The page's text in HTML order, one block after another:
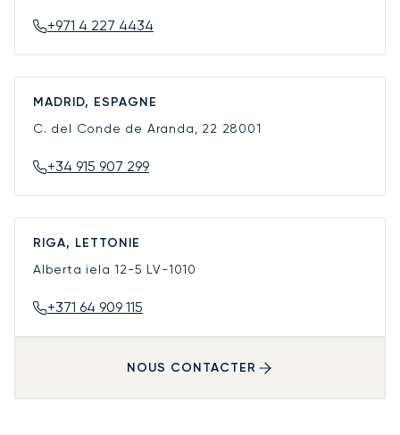
+971 4 227 4434
MADRID, ESPAGNE
C. del Conde de Aranda, 22 28001
+34 915 907 299
RIGA, LETTONIE
Alberta iela 12-5 LV-1010
+371 64 909 115
NOUS CONTACTER